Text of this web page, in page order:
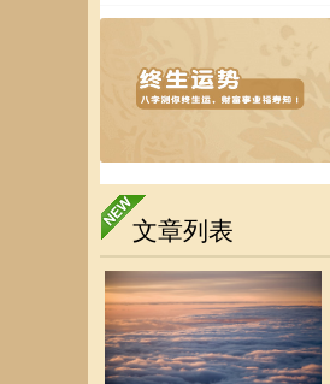
文章列表